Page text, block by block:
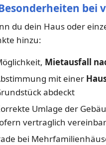
bei
du dein Haus oder
hinzu:
Mietausfall
mit einer
abdeckt
Umlage der
vertraglich
bei